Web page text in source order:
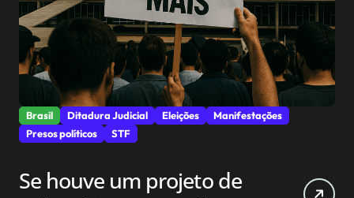
Brasil Ditadura Judicial Eleições
Manifestações
Presos políticos
STF
Se houve um projeto de